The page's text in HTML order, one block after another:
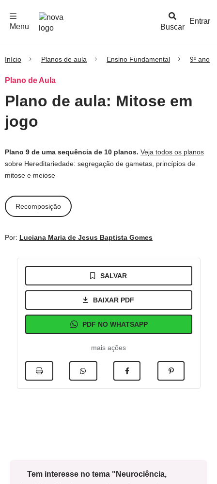
Buscar
Menu
Entrar
Início Planos de aula Ensino Fundamental 9º ano
Plano de Aula
Plano de aula: Mitose em
jogo
Plano 9 de uma sequência de 10 planos. Veja todos os planos
sobre Hereditariedade: segregação de gametas, princípios de
mitose e meiose
Recomposição
Por: Luciana Maria de Jesus Baptista Gomes
SALVAR
BAIXAR PDF
PDF NO WHATSAPP
mais ações
Tem interesse no tema "Neurociência,